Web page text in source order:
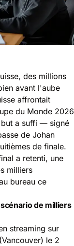
des millions
avant l'aube
affrontait
du Monde 2026
but a suffi — signé
de Johan
de finale.
a retenti, une
milliers
bureau ce
de milliers
streaming sur
le 2